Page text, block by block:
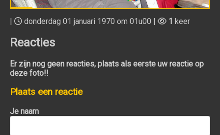
| donderdag 01 januari 1970 om 01u00 | 1 keer
Reacties
Er zijn nog geen reacties, plaats als eerste uw reactie op
deze foto!!
Plaats een reactie
Je naam